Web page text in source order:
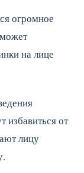
огромное
на лице
избавиться от
лицу